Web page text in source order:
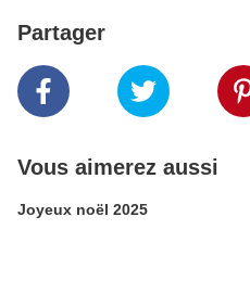
Partager
Vous aimerez aussi
Joyeux noël 2025